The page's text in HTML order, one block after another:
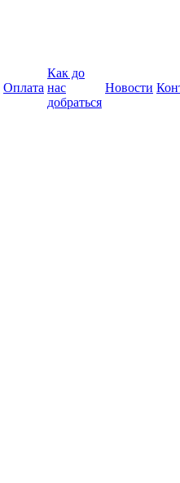
Оплата
Как до
нас
добраться
Новости